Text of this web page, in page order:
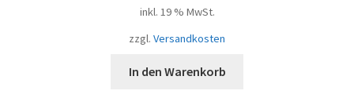
inkl. 19 % MwSt.
zzgl. Versandkosten
In den Warenkorb